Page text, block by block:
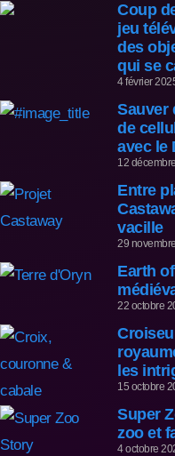
Coup
jeu
des
qui se
4 février
Sauver
de
avec le
12
Entre
vacille
29
Earth
22 octobre
les
15 octobre
Super
zoo et
4 octobre